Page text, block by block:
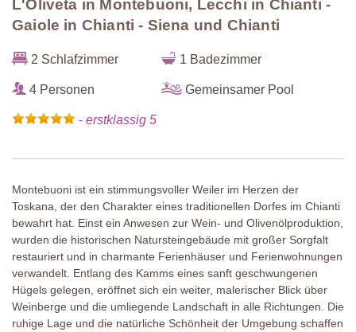
L'Oliveta in Montebuoni, Lecchi in Chianti -
Gaiole in Chianti - Siena und Chianti
2 Schlafzimmer 1 Badezimmer
4 Personen Gemeinsamer Pool
- erstklassig 5
Montebuoni ist ein stimmungsvoller Weiler im Herzen der
Toskana, der den Charakter eines traditionellen Dorfes im Chianti
bewahrt hat. Einst ein Anwesen zur Wein- und Olivenölproduktion,
wurden die historischen Natursteingebäude mit großer Sorgfalt
restauriert und in charmante Ferienhäuser und Ferienwohnungen
verwandelt. Entlang des Kamms eines sanft geschwungenen
Hügels gelegen, eröffnet sich ein weiter, malerischer Blick über
Weinberge und die umliegende Landschaft in alle Richtungen. Die
ruhige Lage und die natürliche Schönheit der Umgebung schaffen